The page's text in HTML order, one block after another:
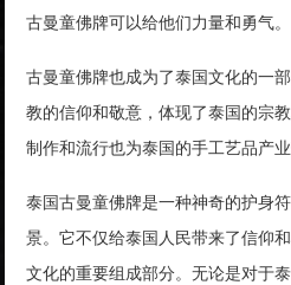
古曼童佛牌可以给他们力量和勇气。
古曼童佛牌也成为了泰国文化的一
教的信仰和敬意，体现了泰国的宗
制作和流行也为泰国的手工艺品产业
泰国古曼童佛牌是一种神奇的护身
景。它不仅给泰国人民带来了信仰
文化的重要组成部分。无论是对于